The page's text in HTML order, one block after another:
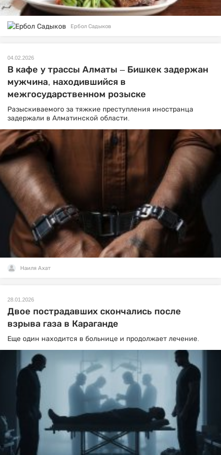
Ербол Садыков
04.02.2026
В кафе у трассы Алматы – Бишкек задержан
мужчина, находившийся в
межгосударственном розыске
Разыскиваемого за тяжкие преступления иностранца
задержали в Алматинской области.
Наиля Ахат
28.01.2026
Двое пострадавших скончались после
взрыва газа в Караганде
Еще один находится в больнице и продолжает лечение.